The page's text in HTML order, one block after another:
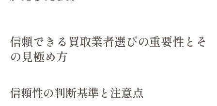
信頼できる買取業者選びの重要性とそ
の見極め方
信頼性の判断基準と注意点